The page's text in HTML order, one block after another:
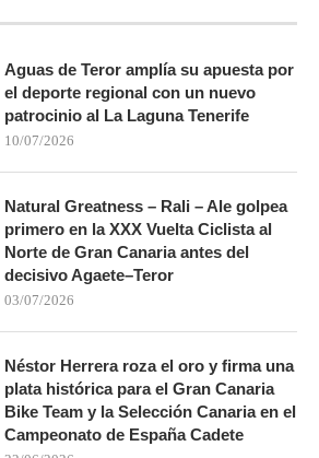
Aguas de Teror amplía su apuesta por
el deporte regional con un nuevo
patrocinio al La Laguna Tenerife
10/07/2026
Natural Greatness – Rali – Ale golpea
primero en la XXX Vuelta Ciclista al
Norte de Gran Canaria antes del
decisivo Agaete–Teror
03/07/2026
Néstor Herrera roza el oro y firma una
plata histórica para el Gran Canaria
Bike Team y la Selección Canaria en el
Campeonato de España Cadete